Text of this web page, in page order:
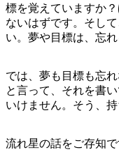
標を覚えていますか
ないはずです。そし
い。夢や目標は、忘
では、夢も目標も忘
と言って、それを書
いけません。そう、
流れ星の話をご存知